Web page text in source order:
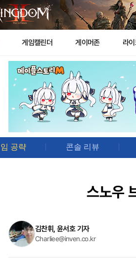
게임캘린더 게이머존 라
공략 콘솔 리뷰
스노우
김찬휘, 윤서호 기자
Charliee@inven.co.kr